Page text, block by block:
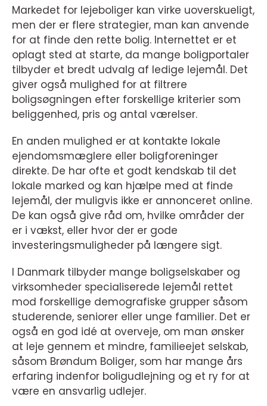
Markedet for lejeboliger kan virke uoverskueligt,
men der er flere strategier, man kan anvende
for at finde den rette bolig. Internettet er et
oplagt sted at starte, da mange boligportaler
tilbyder et bredt udvalg af ledige lejemål. Det
giver også mulighed for at filtrere
boligsøgningen efter forskellige kriterier som
beliggenhed, pris og antal værelser.
En anden mulighed er at kontakte lokale
ejendomsmæglere eller boligforeninger
direkte. De har ofte et godt kendskab til det
lokale marked og kan hjælpe med at finde
lejemål, der muligvis ikke er annonceret online.
De kan også give råd om, hvilke områder der
er i vækst, eller hvor der er gode
investeringsmuligheder på længere sigt.
I Danmark tilbyder mange boligselskaber og
virksomheder specialiserede lejemål rettet
mod forskellige demografiske grupper såsom
studerende, seniorer eller unge familier. Det er
også en god idé at overveje, om man ønsker
at leje gennem et mindre, familieejet selskab,
såsom Brøndum Boliger, som har mange års
erfaring indenfor boligudlejning og et ry for at
være en ansvarlig udlejer.